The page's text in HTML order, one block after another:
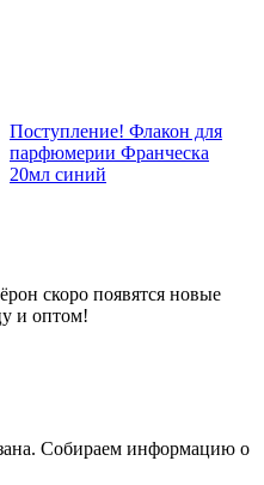
Поступление! Флакон для
парфюмерии Франческа
20мл синий
скоро появятся новые
и оптом!
Собираем информацию о